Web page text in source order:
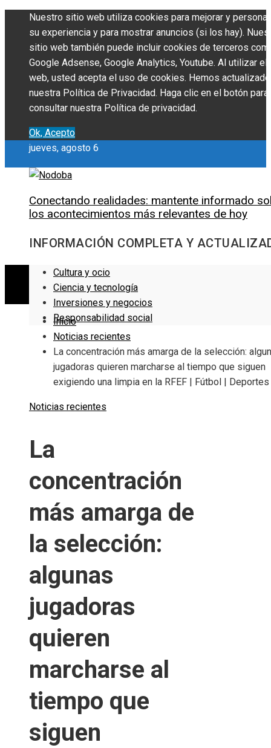
Nuestro sitio web utiliza cookies para mejorar y
su experiencia y para mostrar anuncios (si los hay).
sitio web también puede incluir cookies de terceros
Google Adsense, Google Analytics, Youtube. Al utilizar
web, usted acepta el uso de cookies. Hemos actualizado
nuestra Política de Privacidad. Haga clic en el botón para
consultar nuestra Política de privacidad.
Ok, Acepto
jueves, agosto 6
Conectando realidades: mantente informado
los acontecimientos más relevantes de hoy
INFORMACIÓN COMPLETA Y
Cultura y ocio
Ciencia y tecnología
Inversiones y negocios
Responsabilidad social
Inicio
Noticias recientes
La concentración más amarga de la selección:
jugadoras quieren marcharse al tiempo que siguen
exigiendo una limpia en la RFEF | Fútbol | Deportes
Noticias recientes
La
concentración
más amarga de
la selección:
algunas
jugadoras
quieren
marcharse al
tiempo que
siguen